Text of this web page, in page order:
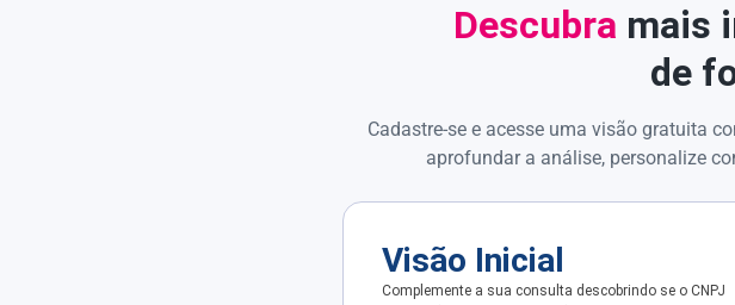
Descubra mais
de
Cadastre-se e acesse uma visão gratuita
aprofundar a análise, personalize
Visão Inicial
Complemente a sua consulta descobrindo se o CNPJ